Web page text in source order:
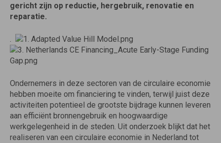
gericht zijn op reductie, hergebruik, renovatie en
reparatie.
.
Ondernemers in deze sectoren van de circulaire economie
hebben moeite om financiering te vinden, terwijl juist deze
activiteiten potentieel de grootste bijdrage kunnen leveren
aan efficiënt bronnengebruik en hoogwaardige
werkgelegenheid in de steden. Uit onderzoek blijkt dat het
realiseren van een circulaire economie in Nederland tot